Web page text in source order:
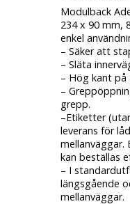
Modulback
234 x 90 mm,
enkel
– Säker att
– Släta
– Hög kant på
–
grepp.
–Etiketter
leverans för
kan beställas
– I
längsgående
mellanväggar.